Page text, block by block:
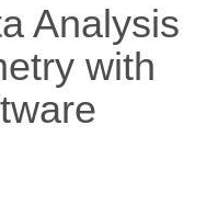
Analysis
with